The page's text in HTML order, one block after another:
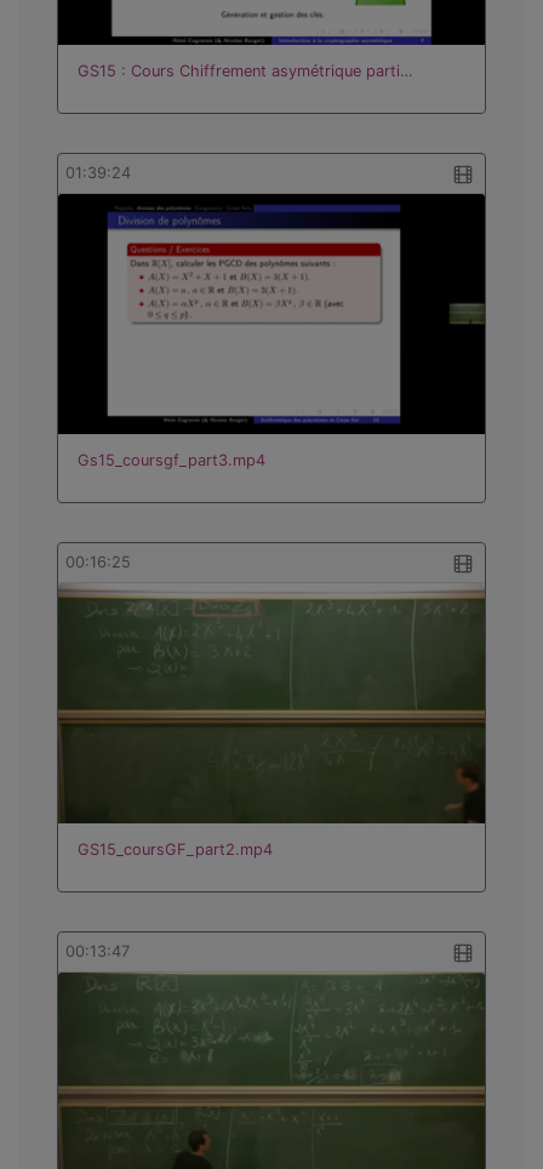
GS15 : Cours Chiffrement asymétrique parti…
01:39:24
Gs15_coursgf_part3.mp4
00:16:25
GS15_coursGF_part2.mp4
00:13:47